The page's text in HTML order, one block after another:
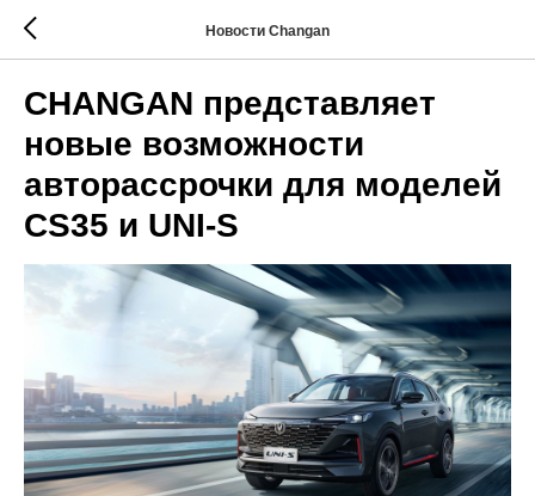
Новости Changan
CHANGAN представляет
новые возможности
авторассрочки для моделей
CS35 и UNI-S